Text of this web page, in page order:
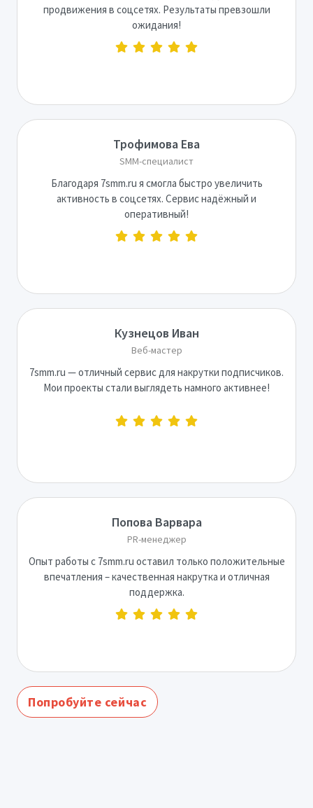
продвижения в соцсетях. Результаты превзошли
ожидания!
Трофимова Ева
SMM-специалист
Благодаря 7smm.ru я смогла быстро увеличить
активность в соцсетях. Сервис надёжный и
оперативный!
Кузнецов Иван
Веб-мастер
7smm.ru — отличный сервис для накрутки подписчиков.
Мои проекты стали выглядеть намного активнее!
Попова Варвара
PR-менеджер
Опыт работы с 7smm.ru оставил только положительные
впечатления – качественная накрутка и отличная
поддержка.
Попробуйте сейчас